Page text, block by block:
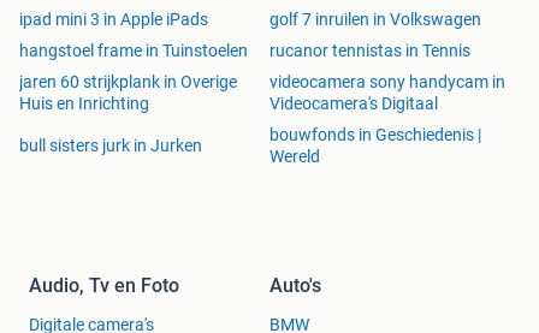
ipad mini 3 in Apple iPads
golf 7 inruilen in Volkswagen
hangstoel frame in Tuinstoelen
rucanor tennistas in Tennis
jaren 60 strijkplank in Overige
Huis en Inrichting
videocamera sony handycam in
Videocamera's Digitaal
bull sisters jurk in Jurken
bouwfonds in Geschiedenis |
Wereld
Audio, Tv en Foto
Digitale camera's
Auto's
BMW